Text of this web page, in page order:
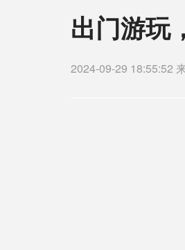
出门游玩
2024-09-29 18:55:52